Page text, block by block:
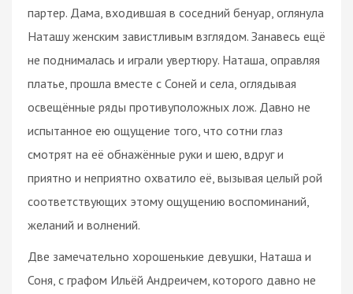
партер. Дама, входившая в соседний бенуар, оглянула
Наташу женским завистливым взглядом. Занавесь ещё
не поднималась и играли увертюру. Наташа, оправляя
платье, прошла вместе с Соней и села, оглядывая
освещённые ряды противуположных лож. Давно не
испытанное ею ощущение того, что сотни глаз
смотрят на её обнажённые руки и шею, вдруг и
приятно и неприятно охватило её, вызывая целый рой
соответствующих этому ощущению воспоминаний,
желаний и волнений.
Две замечательно хорошенькие девушки, Наташа и
Соня, с графом Ильёй Андреичем, которого давно не